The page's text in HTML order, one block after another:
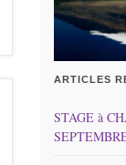
ARTICLES
STAGE à